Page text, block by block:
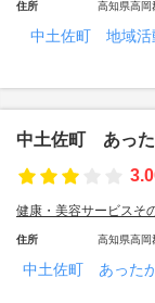
住所 高知県高岡
中土佐町 地域活
中土佐町 あった
健康・美容サービスそ
住所 高知県高岡
中土佐町 あった